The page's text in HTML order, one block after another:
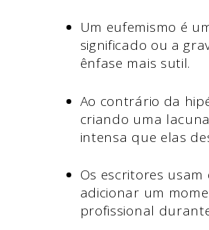
Um eufemismo é
significado ou a
ênfase mais sutil.
Ao contrário da
criando uma
intensa que elas
Os escritores
adicionar um
profissional